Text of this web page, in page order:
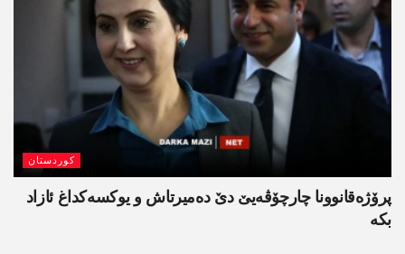
کوردستان
پرۆژەقانوونا چارچۆڤەیێ دێ دەمیرتاش و یوکسەکداغ ئازاد
بکە